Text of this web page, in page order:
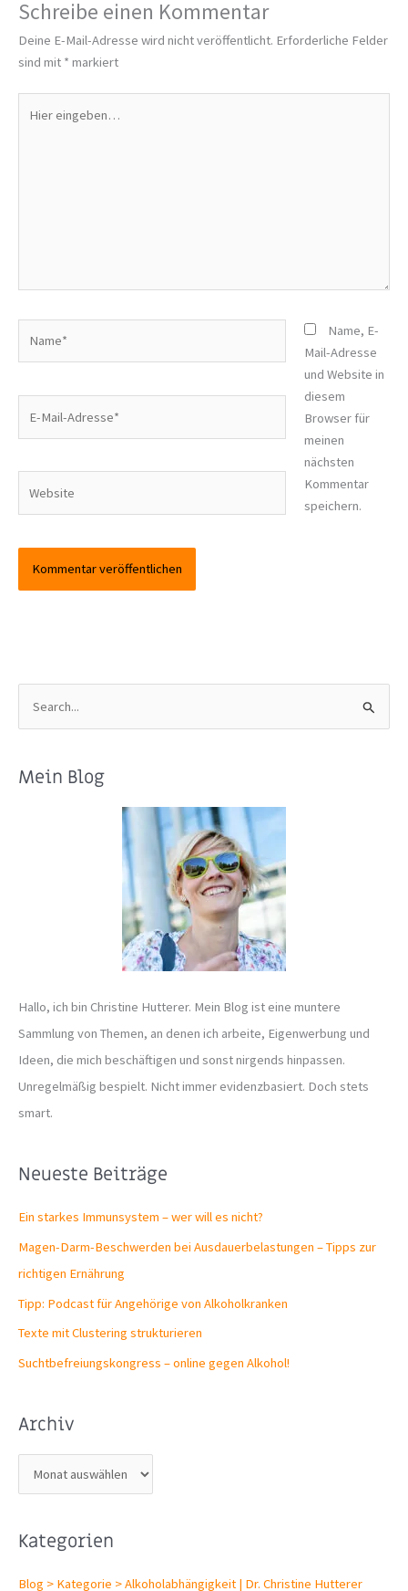
Schreibe einen Kommentar
Deine E-Mail-Adresse wird nicht veröffentlicht. Erforderliche Felder
sind mit * markiert
eingeben…
Mail-
Name, E-
Mail-Adresse
und Website in
diesem
Browser für
meinen
nächsten
Kommentar
speichern.
h
Mein Blog
Hallo, ich bin Christine Hutterer. Mein Blog ist eine muntere
Sammlung von Themen, an denen ich arbeite, Eigenwerbung und
Ideen, die mich beschäftigen und sonst nirgends hinpassen.
Unregelmäßig bespielt. Nicht immer evidenzbasiert. Doch stets
smart.
Neueste Beiträge
Ein starkes Immunsystem – wer will es nicht?
Magen-Darm-Beschwerden bei Ausdauerbelastungen – Tipps zur
richtigen Ernährung
Tipp: Podcast für Angehörige von Alkoholkranken
Texte mit Clustering strukturieren
Suchtbefreiungs­kongress – online gegen Alkohol!
Archiv
r
h
Kategorien
Blog > Kategorie > Alkoholabhängigkeit | Dr. Christine Hutterer